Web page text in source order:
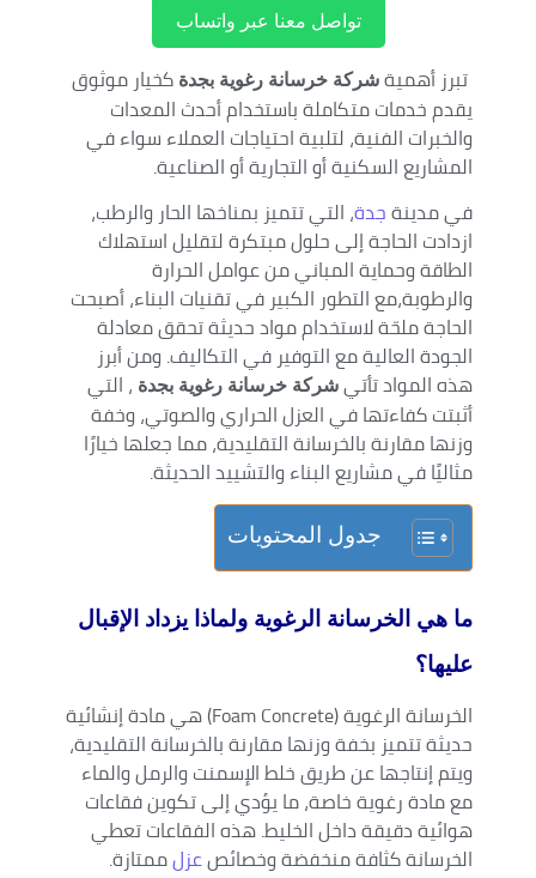
تواصل معنا عبر واتساب
تبرز أهمية شركة خرسانة رغوية بجدة كخيار موثوق
يقدم خدمات متكاملة باستخدام أحدث المعدات
والخبرات الفنية، لتلبية احتياجات العملاء سواء في
المشاريع السكنية أو التجارية أو الصناعية.
في مدينةجدة، التي تتميز بمناخها الحار والرطب،
ازدادت الحاجة إلى حلول مبتكرة لتقليل استهلاك
الطاقة وحماية المباني من عوامل الحرارة
والرطوبة،مع التطور الكبير في تقنيات البناء، أصبحت
الحاجة ملحّة لاستخدام مواد حديثة تحقق معادلة
الجودة العالية مع التوفير في التكاليف. ومن أبرز
هذه المواد تأتي شركة خرسانة رغوية بجدة ، التي
أثبتت كفاءتها في العزل الحراري والصوتي، وخفة
وزنها مقارنة بالخرسانة التقليدية، مما جعلها خيارًا
مثاليًا في مشاريع البناء والتشييد الحديثة.
جدول المحتويات
ما هي الخرسانة الرغوية ولماذا يزداد الإقبال
عليها؟
الخرسانة الرغوية (Foam Concrete) هي مادة إنشائية
حديثة تتميز بخفة وزنها مقارنة بالخرسانة التقليدية،
ويتم إنتاجها عن طريق خلط الإسمنت والرمل والماء
مع مادة رغوية خاصة، ما يؤدي إلى تكوين فقاعات
هوائية دقيقة داخل الخليط. هذه الفقاعات تعطي
الخرسانة كثافة منخفضة وخصائصعزلممتازة.